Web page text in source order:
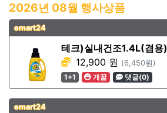
2026년 08월 행사상품
emart24
테크)실내건조1.4L(겸용)
12,900 원 (6,450원)
1+1
개꿀 댓글(0)
emart24